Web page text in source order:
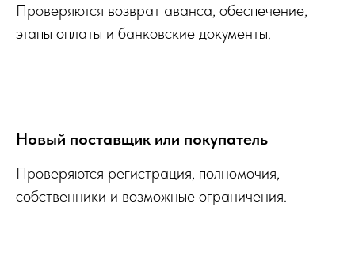
Проверяются возврат аванса, обеспечение,
этапы оплаты и банковские документы.
Новый поставщик или покупатель
Проверяются регистрация, полномочия,
собственники и возможные ограничения.